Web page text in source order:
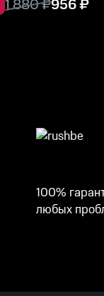
1 880₽956₽
100%
любых